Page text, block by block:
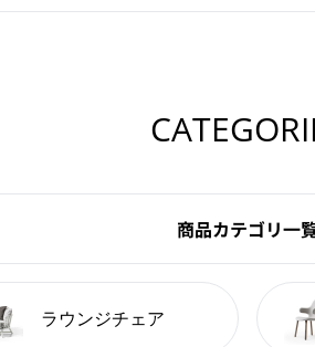
商品カテゴリ一
ラウンジチェア